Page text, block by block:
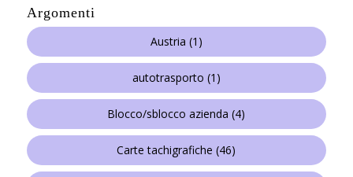
Argomenti
Austria (1)
autotrasporto (1)
Blocco/sblocco azienda (4)
Carte tachigrafiche (46)